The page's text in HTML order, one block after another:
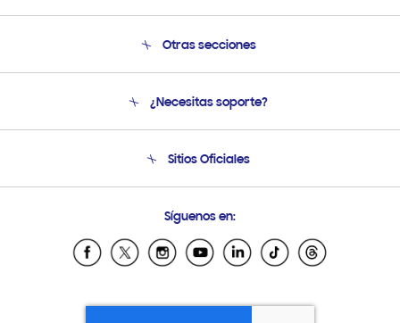
Otras secciones
Soporte
¿Necesitas soporte?
Soporte vía eMail
Sitios Oficiales
Samsung Ecuador
Samsung El Salvador
Samsung Honduras
Síguenos en: